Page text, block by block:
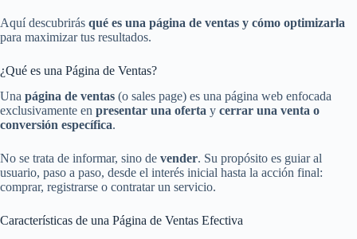
Aquí descubrirás qué es una página de ventas y cómo optimizarla
para maximizar tus resultados.
¿Qué es una Página de Ventas?
Una página de ventas (o sales page) es una página web enfocada
exclusivamente en presentar una oferta y cerrar una venta o
conversión específica.
No se trata de informar, sino de vender. Su propósito es guiar al
usuario, paso a paso, desde el interés inicial hasta la acción final:
comprar, registrarse o contratar un servicio.
Características de una Página de Ventas Efectiva